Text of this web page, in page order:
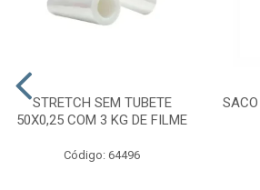
STRETCH SEM TUBETE
50X0,25 COM 3 KG DE FILME
Código: 64496